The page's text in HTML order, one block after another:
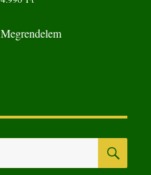
Megrendelem